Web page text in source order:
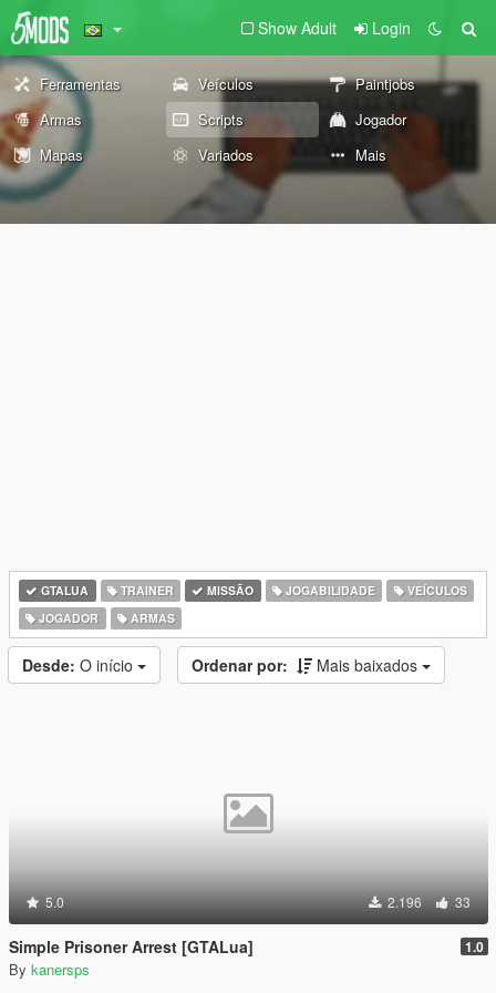
Show Adult Login
Ferramentas Veículos
Paintjobs
Armas
Scripts
Jogador
Mapas
Variados Mais
GTALUA TRAINER MISSÃO JOGABILIDADE
VEÍCULOS
JOGADOR
ARMAS
Desde: O início Ordenar por: Mais baixados
5.0 2.196 33
Simple Prisoner Arrest [GTALua] 1.0
By kanersps